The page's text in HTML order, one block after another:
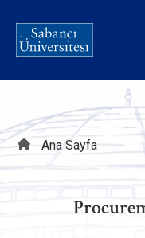
Sayfa
yolu
Ana Sayfa